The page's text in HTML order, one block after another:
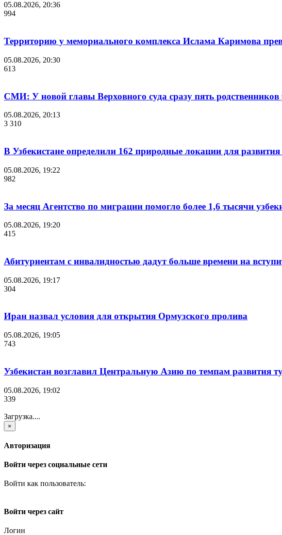
05.08.2026, 20:36
994
Территорию у мемориального комплекса Ислама Каримова
05.08.2026, 20:30
613
СМИ: У новой главы Верховного суда сразу пять родственников
05.08.2026, 20:13
3 310
В Узбекистане определили 162 природные локации для
05.08.2026, 19:22
982
За месяц Агентство по миграции помогло более 1,6 тысячи
05.08.2026, 19:20
415
Абитуриентам с инвалидностью дадут больше времени на
05.08.2026, 19:17
304
Иран назвал условия для открытия Ормузского пролива
05.08.2026, 19:05
743
Узбекистан возглавил Центральную Азию по темпам развития
05.08.2026, 19:02
339
Загрузка....
×
Авторизация
Войти через социальные сети
Войти как пользователь:
Войти через сайт
Логин